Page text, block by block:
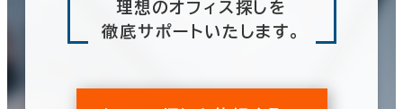
理想のオフィス探しを
徹底サポートいたします。